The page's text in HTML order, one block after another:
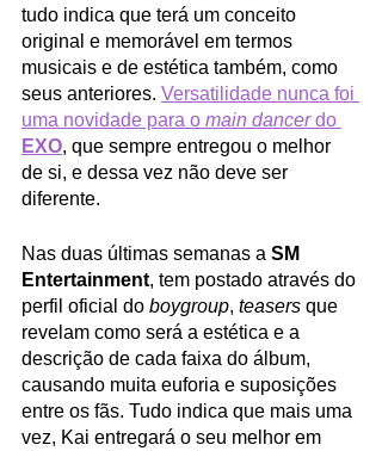
tudo indica que terá um conceito
original e memorável em termos
musicais e de estética também, como
seus anteriores. Versatilidade nunca foi
uma novidade para o main dancer do
EXO, que sempre entregou o melhor
de si, e dessa vez não deve ser
diferente.
Nas duas últimas semanas a SM
Entertainment, tem postado através do
perfil oficial do boygroup, teasers que
revelam como será a estética e a
descrição de cada faixa do álbum,
causando muita euforia e suposições
entre os fãs. Tudo indica que mais uma
vez, Kai entregará o seu melhor em